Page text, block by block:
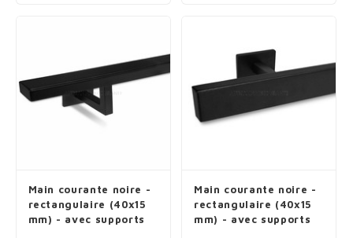
Main courante noire -
rectangulaire (40x15
mm) - avec supports
Main courante noire -
rectangulaire (40x15
mm) - avec supports